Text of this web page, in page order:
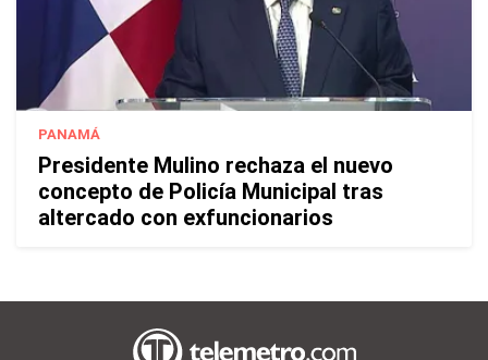
PANAMÁ
Presidente Mulino rechaza el nuevo
concepto de Policía Municipal tras
altercado con exfuncionarios